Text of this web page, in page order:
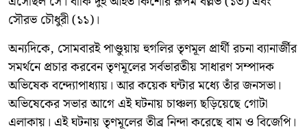
সৌরভ চৌধুরী (১১)।
অন্যদিকে, সোমবারই পাণ্ডুয়ায় হুগলির তৃণমূল প্রার্থী রচনা ব্যানার্জীর
সমর্থনে প্রচার করবেন তৃণমূলের সর্বভারতীয় সাধারণ সম্পাদক
অভিষেক বন্দ্যোপাধ্যায়। আর কয়েক ঘন্টার মধ্যে তাঁর জনসভা।
অভিষেকের সভার আগে এই ঘটনায় চাঞ্চল্য ছড়িয়েছে গোটা
এলাকায়। এই ঘটনায় তৃণমূলের তীব্র নিন্দা করেছে বাম ও বিজেপি।